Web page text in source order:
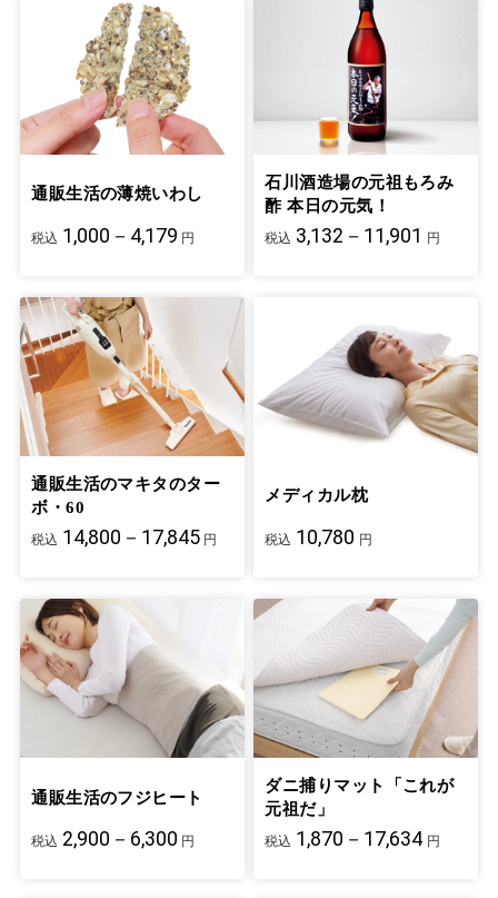
通販生活の薄焼いわし
税込 1,000－4,179 円
石川酒造場の元祖もろみ
酢 本日の元気！
税込 3,132－11,901 円
通販生活のマキタのター
ボ・60
税込 14,800－17,845 円
メディカル枕
税込 10,780 円
通販生活のフジヒート
税込 2,900－6,300 円
ダニ捕りマット「これが
元祖だ」
税込 1,870－17,634 円